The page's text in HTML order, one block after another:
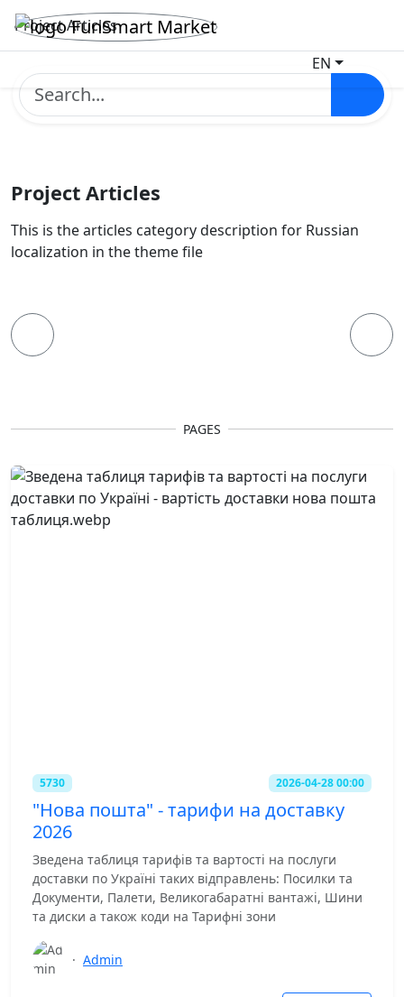
EN
Project Articles
Project Articles
This is the articles category description for Russian
localization in the theme file
PAGES
5730 2026-04-28 00:00
"Нова пошта" - тарифи на доставку
2026
Зведена таблиця тарифів та вартості на послуги
доставки по Україні таких відправлень: Посилки та
Документи, Палети, Великогабаратні вантажі, Шини
та диски а також коди на Тарифні зони
· Admin